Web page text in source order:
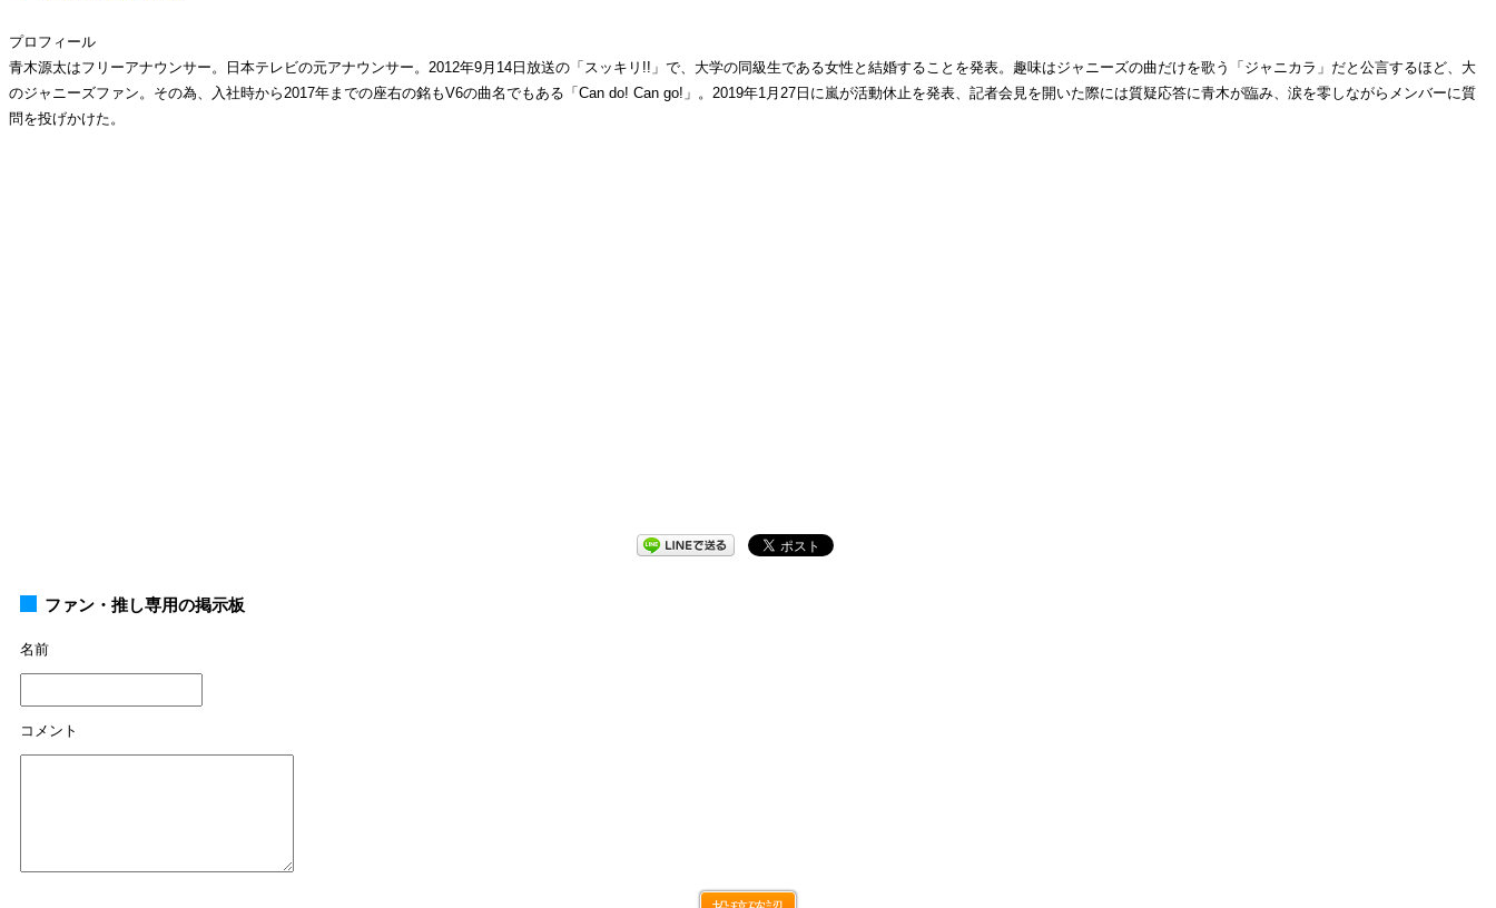
プロフィール
青木源太はフリーアナウンサー。日本テレビの元アナウンサー。2012年9月14日放送の「スッキリ!!」で、大学の同級生である女性と結婚することを発表。趣味はジャニーズの曲だけを歌う「ジャニカラ」だと公言するほど、大
のジャニーズファン。その為、入社時から2017年までの座右の銘もV6の曲名でもある「Can do! Can go!」。2019年1月27日に嵐が活動休止を発表、記者会見を開いた際には質疑応答に青木が臨み、涙を零しながらメンバーに質
問を投げかけた。
ファン・推し専用の掲示板
名前
コメント